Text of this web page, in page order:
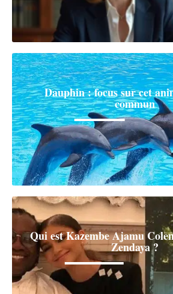
Dauphin : focus sur cet
commun
Qui est Kazembe Ajamu
Zendaya ?